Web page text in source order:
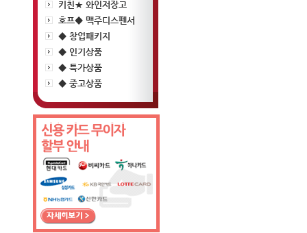
키친★ 와인저장고
호프◆ 맥주디스펜서
◆ 창업패키지
◆ 인기상품
◆ 특가상품
◆ 중고상품